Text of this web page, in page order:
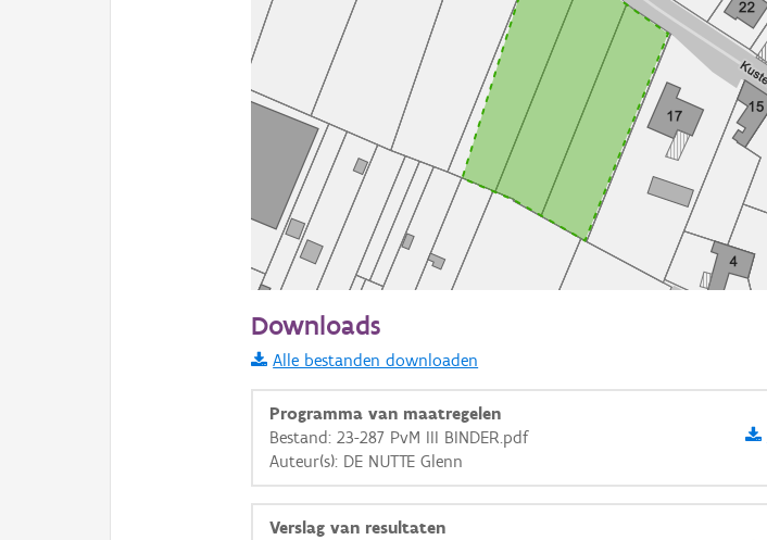
Informatie Vlaanderen
i
+ −
Downloads
Alle bestanden downloaden
Programma van maatregelen
Bestand: 23-287 PvM III BINDER.pdf
Auteur(s): DE NUTTE Glenn
Verslag van resultaten